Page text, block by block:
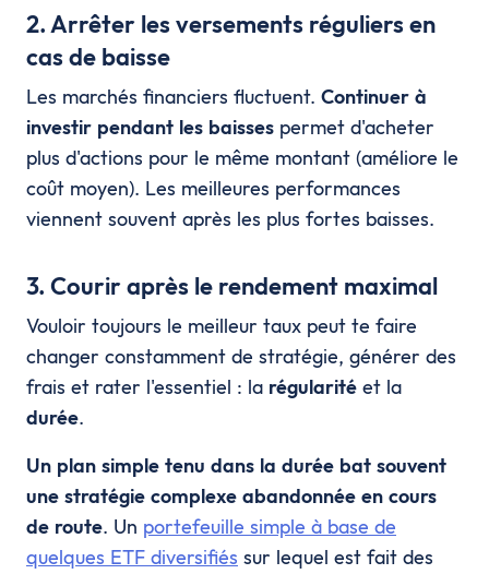
2. Arrêter les versements réguliers en
cas de baisse
Les marchés financiers fluctuent. Continuer à
investir pendant les baisses permet d'acheter
plus d'actions pour le même montant (améliore le
coût moyen). Les meilleures performances
viennent souvent après les plus fortes baisses.
3. Courir après le rendement maximal
Vouloir toujours le meilleur taux peut te faire
changer constamment de stratégie, générer des
frais et rater l'essentiel : la régularité et la
durée.
Un plan simple tenu dans la durée bat souvent
une stratégie complexe abandonnée en cours
de route. Un portefeuille simple à base de
quelques ETF diversifiés sur lequel est fait des